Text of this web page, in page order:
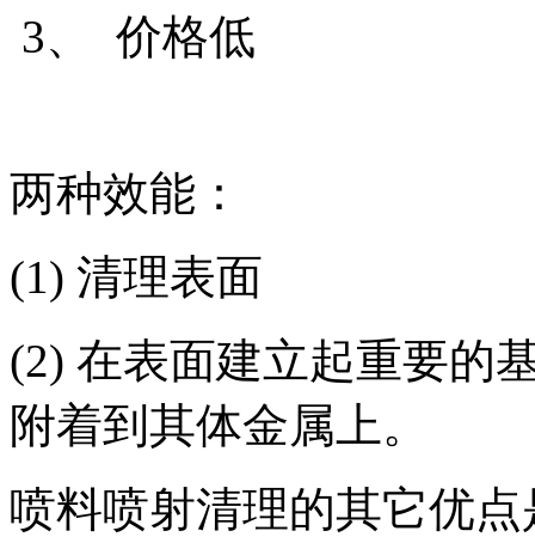
3、 价格低
两种效能：
(1) 清理表面
(2) 在表面建立起重要的
附着到其体金属上。
喷料喷射清理的其它优